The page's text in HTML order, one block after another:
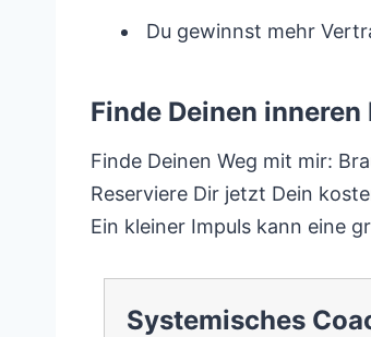
Du gewinnst mehr
Finde Deinen
Finde Deinen Weg mit mir:
Reserviere Dir jetzt Dein
Ein kleiner Impuls kann eine
Systemisches